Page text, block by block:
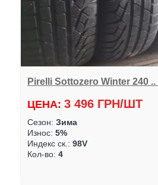
Pirelli Sottozero Winter 240 ..
ЦЕНА: 3 496 ГРН/ШТ
Сезон: Зима
Износ: 5%
Индекс ск.: 98V
Кол-во: 4